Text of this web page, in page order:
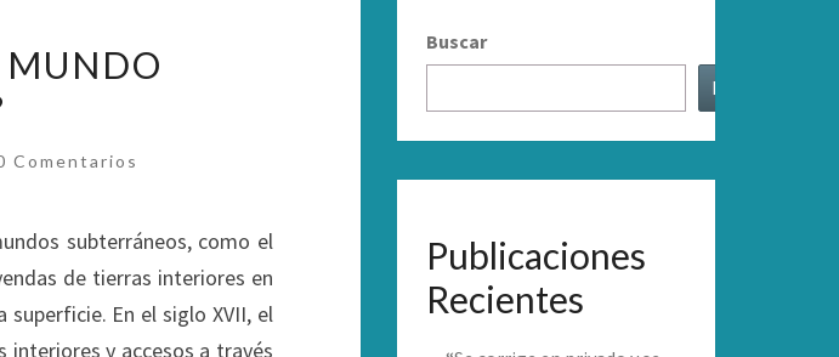
MUNDO
Comentarios
subterráneos, como el
de tierras interiores en
En el siglo XVII, el
interiores y accesos a través
Buscar
Buscar
Publicaciones
Recientes